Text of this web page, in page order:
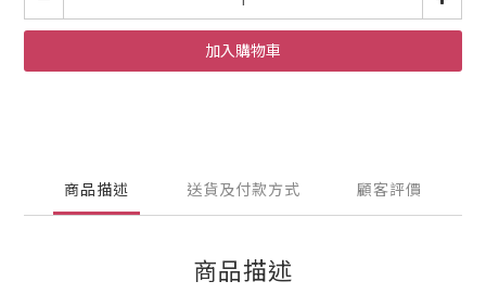
加入購物車
商品描述 送貨及付款方式 顧客評價
商品描述